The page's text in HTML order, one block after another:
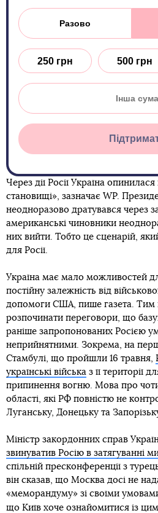
Разово
250 грн 500 грн
Через дії Росії Україна
становищі», зазначає WP.
неодноразово дратувався через
американські чиновники
них вийти. Тобто це сценарій,
для Росії.
Україна має мало можливостей
постійну залежність від
допомоги США, пише газета. Тим
розпочинати переговори, що
раніше запропонованих Росією
неприйнятними. Зокрема, на
Стамбулі, що пройшли 16 травня,
українські війська з її території
припинення вогню. Мова про
області, які РФ повністю не
Луганську, Донецьку та
Міністр закордонних справ
звинуватив Росію в затягуванні
спільній пресконференції з
він сказав, що Москва досі не
«меморандуму» зі своїми
що Київ хоче ознайомитися із